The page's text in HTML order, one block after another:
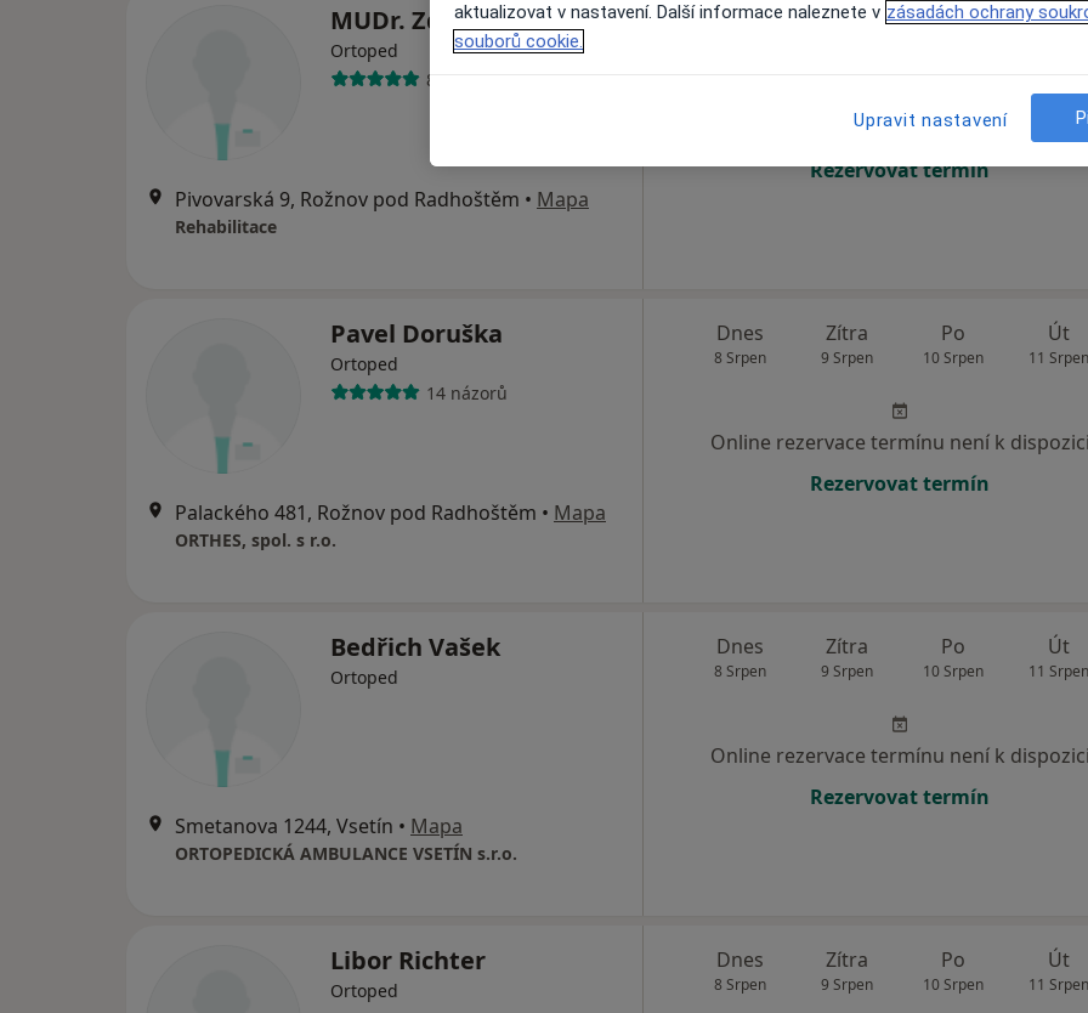
MUDr. Zdeněk Košťál
Ortoped
8 názorů
Pivovarská 9, Rožnov pod Radhoštěm • Mapa
Rehabilitace
Dnes Zítra Po Út
Online rezervace termínu není k dispozici
Rezervovat termín
Pavel Doruška
Ortoped
14 názorů
Palackého 481, Rožnov pod Radhoštěm • Mapa
ORTHES, spol. s r.o.
Dnes
8 Srpen
Zítra
9 Srpen
Po
10 Srpen
Út
11 Srpen
Online rezervace termínu není k dispozici
Rezervovat termín
Bedřich Vašek
Ortoped
Smetanova 1244, Vsetín • Mapa
ORTOPEDICKÁ AMBULANCE VSETÍN s.r.o.
Dnes
8 Srpen
Zítra
9 Srpen
Po
10 Srpen
Út
11 Srpen
Online rezervace termínu není k dispozici
Rezervovat termín
Libor Richter
Ortoped
Dnes
8 Srpen
Zítra
9 Srpen
Po
10 Srpen
Út
11 Srpen
aktualizovat v nastavení. Další informace naleznete v zásadách ochrany
souborů cookie.
Upravit nastavení